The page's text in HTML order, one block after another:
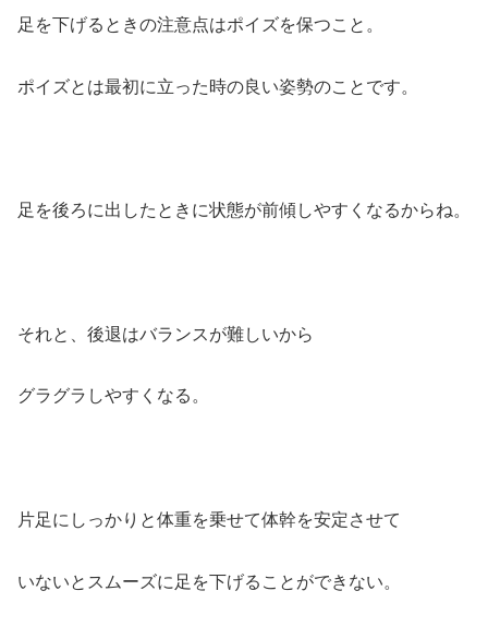
足を下げるときの注意点はポイズを保つこと。
ポイズとは最初に立った時の良い姿勢のことです。
足を後ろに出したときに状態が前傾しやすくなるからね。
それと、後退はバランスが難しいから
グラグラしやすくなる。
片足にしっかりと体重を乗せて体幹を安定させて
いないとスムーズに足を下げることができない。